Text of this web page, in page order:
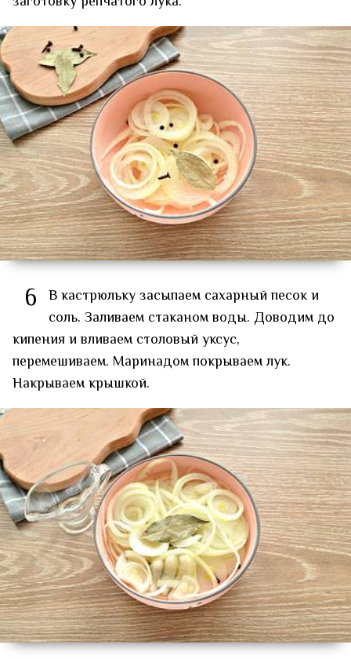
6 В кастрюльку засыпаем сахарный песок и
соль. Заливаем стаканом воды. Доводим до
кипения и вливаем столовый уксус,
перемешиваем. Маринадом покрываем лук.
Накрываем крышкой.